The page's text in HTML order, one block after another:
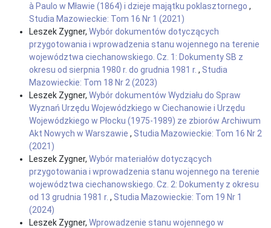
à Paulo w Mławie (1864) i dzieje majątku poklasztornego ,
Studia Mazowieckie: Tom 16 Nr 1 (2021)
Leszek Zygner, Wybór dokumentów dotyczących
przygotowania i wprowadzenia stanu wojennego na terenie
województwa ciechanowskiego. Cz. 1: Dokumenty SB z
okresu od sierpnia 1980 r. do grudnia 1981 r. , Studia
Mazowieckie: Tom 18 Nr 2 (2023)
Leszek Zygner, Wybór dokumentów Wydziału do Spraw
Wyznań Urzędu Wojewódzkiego w Ciechanowie i Urzędu
Wojewódzkiego w Płocku (1975-1989) ze zbiorów Archiwum
Akt Nowych w Warszawie , Studia Mazowieckie: Tom 16 Nr 2
(2021)
Leszek Zygner, Wybór materiałów dotyczących
przygotowania i wprowadzenia stanu wojennego na terenie
województwa ciechanowskiego. Cz. 2: Dokumenty z okresu
od 13 grudnia 1981 r. , Studia Mazowieckie: Tom 19 Nr 1
(2024)
Leszek Zygner, Wprowadzenie stanu wojennego w